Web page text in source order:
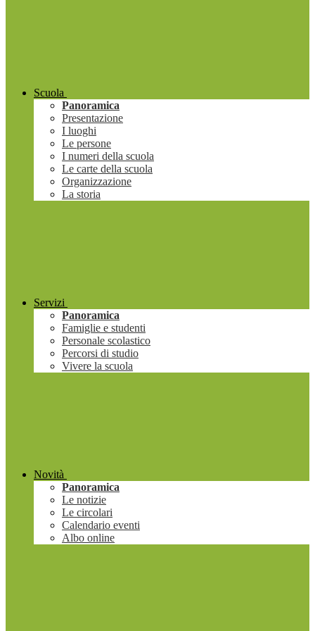
Scuola
Panoramica
Presentazione
I luoghi
Le persone
I numeri della scuola
Le carte della scuola
Organizzazione
La storia
Servizi
Panoramica
Famiglie e studenti
Personale scolastico
Percorsi di studio
Vivere la scuola
Novità
Panoramica
Le notizie
Le circolari
Calendario eventi
Albo online